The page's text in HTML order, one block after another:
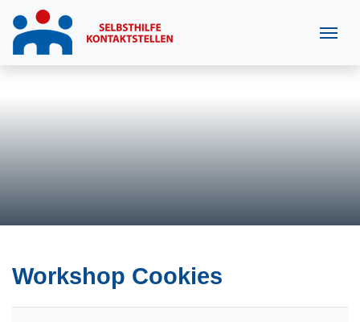
Workshop Cookies